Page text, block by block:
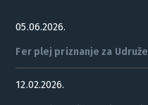
05.06.2026.
Fer plej priznanje za
12.02.2026.